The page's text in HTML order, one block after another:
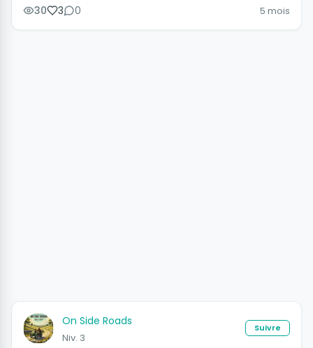
30 3 0 5 mois
On Side Roads
Niv. 3
Suivre